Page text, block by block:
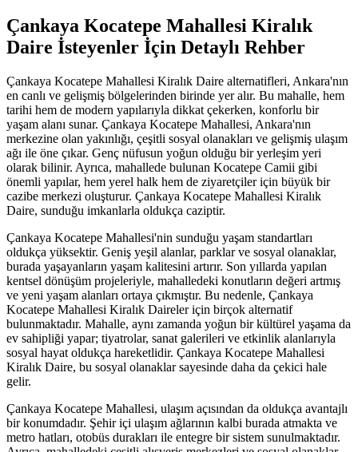
Çankaya Kocatepe Mahallesi Kiralık
Daire İsteyenler İçin Detaylı Rehber
Çankaya Kocatepe Mahallesi Kiralık Daire alternatifleri, Ankara'nın
en canlı ve gelişmiş bölgelerinden birinde yer alır. Bu mahalle, hem
tarihi hem de modern yapılarıyla dikkat çekerken, konforlu bir
yaşam alanı sunar. Çankaya Kocatepe Mahallesi, Ankara'nın
merkezine olan yakınlığı, çeşitli sosyal olanakları ve gelişmiş ulaşım
ağı ile öne çıkar. Genç nüfusun yoğun olduğu bir yerleşim yeri
olarak bilinir. Ayrıca, mahallede bulunan Kocatepe Camii gibi
önemli yapılar, hem yerel halk hem de ziyaretçiler için büyük bir
cazibe merkezi oluşturur. Çankaya Kocatepe Mahallesi Kiralık
Daire, sunduğu imkanlarla oldukça caziptir.
Çankaya Kocatepe Mahallesi'nin sunduğu yaşam standartları
oldukça yüksektir. Geniş yeşil alanlar, parklar ve sosyal olanaklar,
burada yaşayanların yaşam kalitesini artırır. Son yıllarda yapılan
kentsel dönüşüm projeleriyle, mahalledeki konutların değeri artmış
ve yeni yaşam alanları ortaya çıkmıştır. Bu nedenle, Çankaya
Kocatepe Mahallesi Kiralık Daireler için birçok alternatif
bulunmaktadır. Mahalle, aynı zamanda yoğun bir kültürel yaşama da
ev sahipliği yapar; tiyatrolar, sanat galerileri ve etkinlik alanlarıyla
sosyal hayat oldukça hareketlidir. Çankaya Kocatepe Mahallesi
Kiralık Daire, bu sosyal olanaklar sayesinde daha da çekici hale
gelir.
Çankaya Kocatepe Mahallesi, ulaşım açısından da oldukça avantajlı
bir konumdadır. Şehir içi ulaşım ağlarının kalbi burada atmakta ve
metro hatları, otobüs durakları ile entegre bir sistem sunulmaktadır.